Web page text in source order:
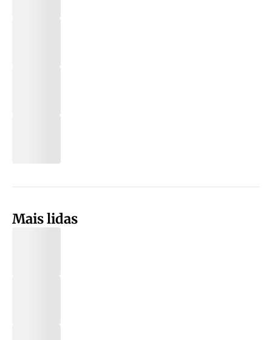
Mais lidas